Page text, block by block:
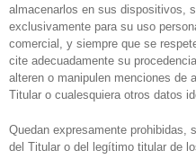
almacenarlos en sus dispositivos,
exclusivamente para su uso
comercial, y siempre que se
cite adecuadamente su
alteren o manipulen menciones de
Titular o cualesquiera otros datos
Quedan expresamente prohibidas,
del Titular o del legítimo titular de